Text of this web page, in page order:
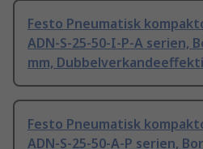
Festo Pneumatisk
ADN-S-25-50-I-P-A serien,
mm,
Festo Pneumatisk
ADN-S-25-50-A-P serien,